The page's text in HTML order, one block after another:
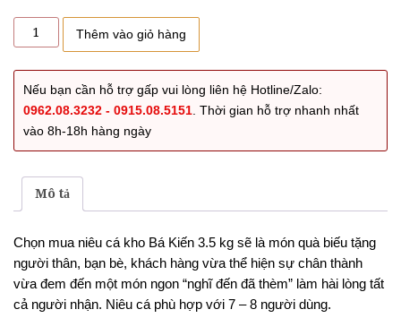
Niêu
cá
kho
3.5
Kg
số
lượng
Thêm vào giỏ hàng
Nếu bạn cần hỗ trợ gấp vui lòng liên hệ Hotline/Zalo:
0962.08.3232 - 0915.08.5151. Thời gian hỗ trợ nhanh nhất
vào 8h-18h hàng ngày
Mô tả
Chọn mua niêu cá kho Bá Kiến 3.5 kg sẽ là món quà biếu tặng
người thân, bạn bè, khách hàng vừa thể hiện sự chân thành
vừa đem đến một món ngon “nghĩ đến đã thèm” làm hài lòng tất
cả người nhận. Niêu cá phù hợp với 7 – 8 người dùng.